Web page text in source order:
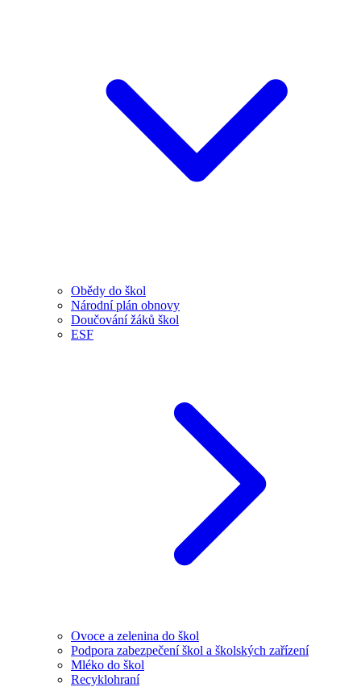
Obědy do škol
Národní plán obnovy
Doučování žáků škol
ESF
Ovoce a zelenina do škol
Podpora zabezpečení škol a školských zařízení
Mléko do škol
Recyklohraní